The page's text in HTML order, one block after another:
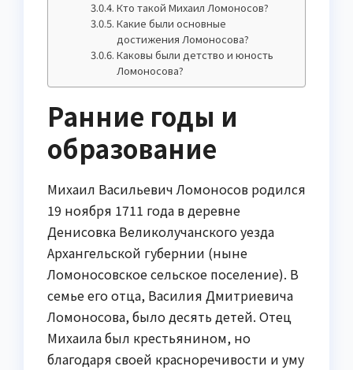
Кто такой Михаил Ломоносов?
Какие были основные
достижения Ломоносова?
Каковы были детство и юность
Ломоносова?
Ранние годы и
образование
Михаил Васильевич Ломоносов родился
19 ноября 1711 года в деревне
Денисовка Великолучанского уезда
Архангельской губернии (ныне
Ломоносовское сельское поселение). В
семье его отца, Василия Дмитриевича
Ломоносова, было десять детей. Отец
Михаила был крестьянином, но
благодаря своей красноречивости и уму